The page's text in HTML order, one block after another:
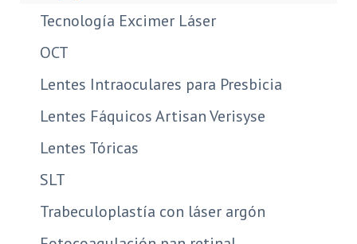
Tecnología Excimer Láser
OCT
Lentes Intraoculares para Presbicia
Lentes Fáquicos Artisan Verisyse
Lentes Tóricas
SLT
Trabeculoplastía con láser argón